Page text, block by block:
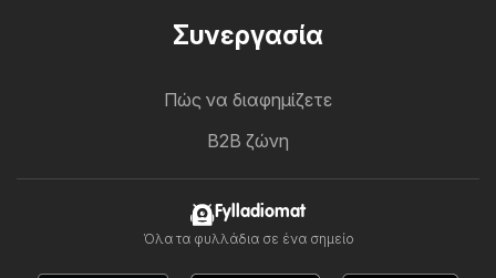
Συνεργασία
Πώς να διαφημίζετε
B2B ζώνη
Fylladiomat
Όλα τα φυλλάδια σε ένα σημείο